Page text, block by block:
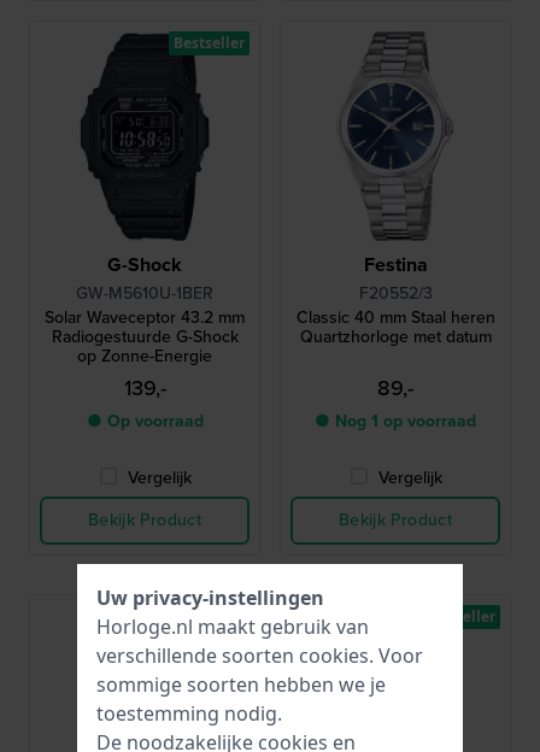
G-Shock
GW-M5610U-1BER
Solar Waveceptor 43.2 mm
Radiogestuurde G-Shock
op Zonne-Energie
139,-
● Op voorraad
Vergelijk
Bekijk Product
Bestseller
Festina
F20552/3
Classic 40 mm Staal heren
Quartzhorloge met datum
89,-
● Nog 1 op voorraad
Vergelijk
Bekijk Product
Bestseller Bestseller
Uw privacy-instellingen
Horloge.nl maakt gebruik van
verschillende soorten cookies. Voor
sommige soorten hebben we je
toestemming nodig.
De noodzakelijke cookies en